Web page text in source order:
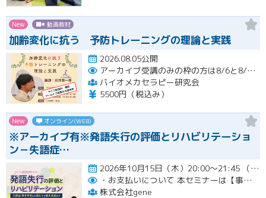
New 動画教材
加齢変化に抗う 予防トレーニングの理論と実践
2026.08.05公開
アーカイブ受講のみの枠の方は8/6と8/20におこなわれる配信終了後に視聴URLをお送りします。
バイオメカセラピー研究会
5500円（税込み）
New オンライン(WEB)
※アーカイブ有※発語失行の評価とリハビリテーショ
ン－失語症…
2026年10月15日（木）20:00～21:45 （受付開始時間 19:45）開催
・お支払いについて 本セミナーは【事前支払い（クレジットカード・銀行振込）】です。
株式会社gene